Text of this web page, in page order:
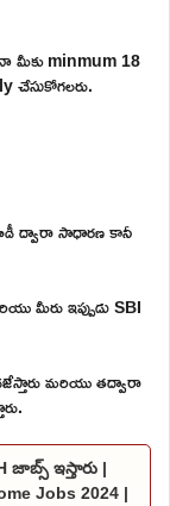
మీకు minmum 18
చేసుకోగలరు.
బాడీ ద్వారా సాధారణ కానీ
మీరు ఇప్పుడు SBI
మరియు తద్వారా
జాబ్స్ ఇస్తారు |
Jobs 2024 |